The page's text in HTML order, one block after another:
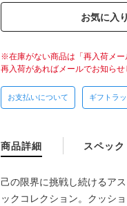
お気に入
在庫がない商品は「再入荷メー
再入荷があればメールでお知らせ
お支払いについて ギフトラ
商品詳細
己の限界に挑戦し続けるア
ックコレクション。クッシ
スペック